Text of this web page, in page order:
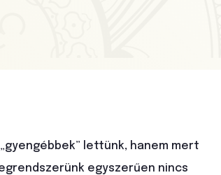
lettünk, hanem mert
egyszerűen nincs